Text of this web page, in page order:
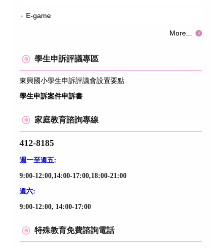
E-game
More...
學生申訴評議專區
東興國小學生申訴評議會設置要點
學生申訴案件申訴書
家庭教育諮詢專線
412-8185
週一至週五:
9:00-12:00,14:00-17:00,18:00-21:00
週六:
9:00-12:00, 14:00-17:00
特殊教育免費諮詢電話